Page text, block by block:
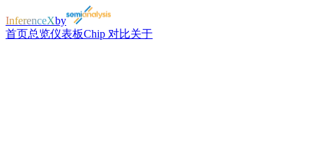
InferenceXby
首页总览仪表板Chip 对比关于